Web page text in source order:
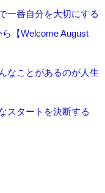
一番自分を大切にする
【Welcome August
なことがあるのが人生
スタートを決断する